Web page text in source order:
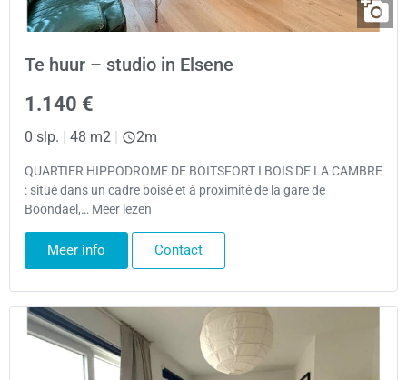
Te huur – studio in Elsene
1.140 €
0 slp. 48 m2 2m
QUARTIER HIPPODROME DE BOITSFORT I BOIS DE LA CAMBRE
: situé dans un cadre boisé et à proximité de la gare de
Boondael,… Meer lezen
Meer info Contact